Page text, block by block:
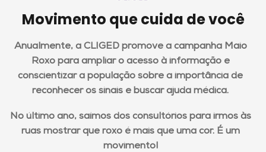
Movimento que cuida de você
Anualmente, a CLIGED promove a campanha Maio
Roxo para ampliar o acesso à informação e
conscientizar a população sobre a importância de
reconhecer os sinais e buscar ajuda médica.
No último ano, saímos dos consultórios para irmos às
ruas mostrar que roxo é mais que uma cor. É um
movimento!